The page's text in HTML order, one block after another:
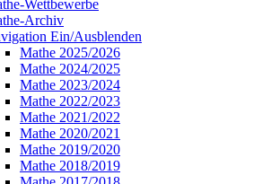
Wettbewerbe
Archiv
Ein/Ausblenden
Mathe 2025/2026
Mathe 2024/2025
Mathe 2023/2024
Mathe 2022/2023
Mathe 2021/2022
Mathe 2020/2021
Mathe 2019/2020
Mathe 2018/2019